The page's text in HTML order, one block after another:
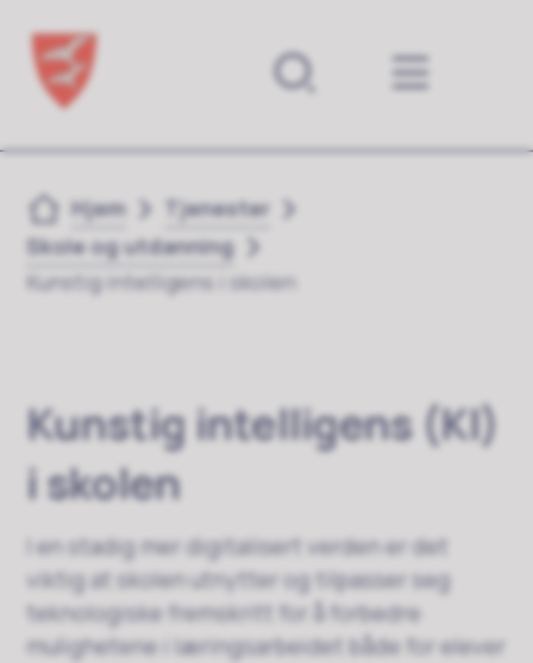
Forsiden
Du er her:
Hjem
Tjenester
Skole og utdanning
Kunstig intelligens i skolen
Kunstig intelligens (KI)
i skolen
I en stadig mer digitalisert verden er det
viktig at skolen utnytter og tilpasser seg
teknologiske fremskritt for å forbedre
mulighetene i læringsarbeidet både for elever